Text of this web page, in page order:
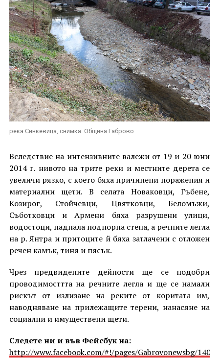
река Синкевица, снимка: Община Габрово
Вследствие на интензивните валежи от 19 и 20 юни
2014 г. нивото на трите реки и местните дерета се
увеличи рязко, с което бяха причинени поражения и
материални щети. В селата Новаковци, Гъбене,
Козирог, Стойчевци, Цвятковци, Беломъжи,
Съботковци и Армени бяха разрушени улици,
водостоци, паднала подпорна стена, а речните легла
на р. Янтра и притоците й бяха затлачени с отложен
речен камък, тиня и пясък.
Чрез предвидените дейности ще се подобри
проводимосттта на речните легла и ще се намали
рискът от излизане на реките от коритата им,
наводняване на прилежащите терени, нанасяне на
социални и имуществени щети.
Следете ни и във Фейсбук на:
http://www.facebook.com/#!/pages/Gabrovonewsbg/